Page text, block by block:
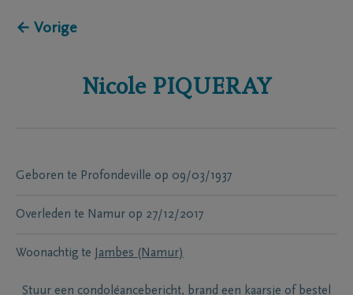
← Vorige
Nicole PIQUERAY
Geboren te Profondeville op 09/03/1937
Overleden te Namur op 27/12/2017
Woonachtig te Jambes (Namur)
Stuur een condoléancebericht, brand een kaarsje of bestel